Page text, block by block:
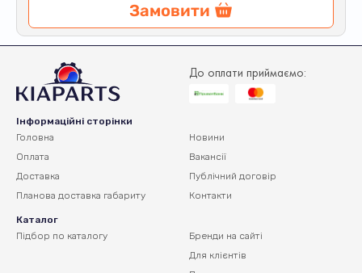
Замовити
До оплати приймаємо:
Інформаційні сторінки
Головна
Оплата
Доставка
Планова доставка габариту
Новини
Вакансії
Публічний договір
Контакти
Каталог
Підбор по каталогу
Бренди на сайті
Для клієнтів